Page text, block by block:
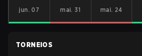
jun. 07
mai. 31
mai. 24
TORNEIOS